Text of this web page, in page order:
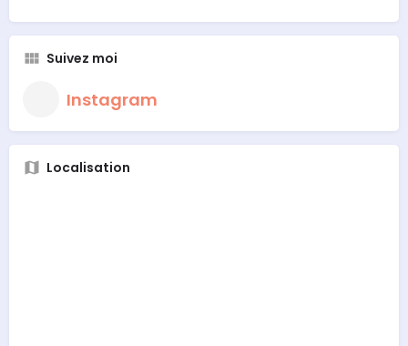
Suivez moi
Instagram
Localisation